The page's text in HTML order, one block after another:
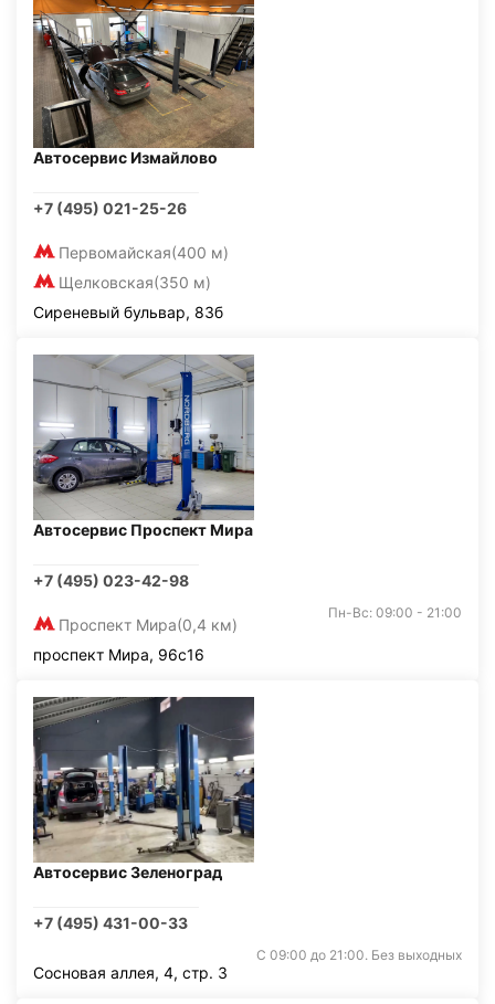
Автосервис Измайлово
+7 (495) 021-25-26
Первомайская(400 м)
Щелковская(350 м)
Сиреневый бульвар, 83б
Автосервис Проспект Мира
+7 (495) 023-42-98
Проспект Мира(0,4 км)
Пн-Вс: 09:00 - 21:00
проспект Мира, 96с16
Автосервис Зеленоград
+7 (495) 431-00-33
С 09:00 до 21:00. Без выходных
Сосновая аллея, 4, стр. 3